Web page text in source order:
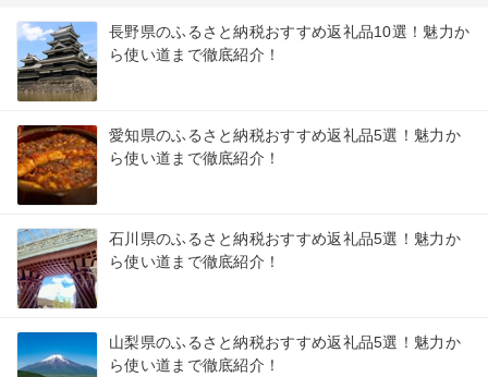
長野県のふるさと納税おすすめ返礼品10選！魅力か
ら使い道まで徹底紹介！
愛知県のふるさと納税おすすめ返礼品5選！魅力か
ら使い道まで徹底紹介！
石川県のふるさと納税おすすめ返礼品5選！魅力か
ら使い道まで徹底紹介！
山梨県のふるさと納税おすすめ返礼品5選！魅力か
ら使い道まで徹底紹介！